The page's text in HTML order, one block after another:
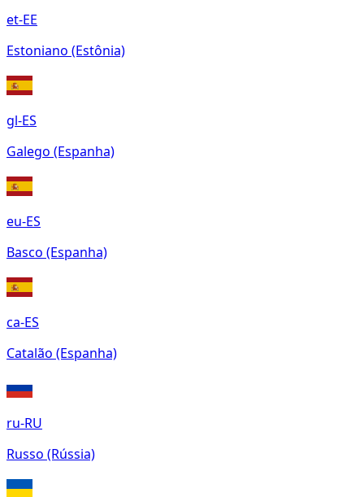
et-EE
Estoniano (Estônia)
gl-ES
Galego (Espanha)
eu-ES
Basco (Espanha)
ca-ES
Catalão (Espanha)
ru-RU
Russo (Rússia)